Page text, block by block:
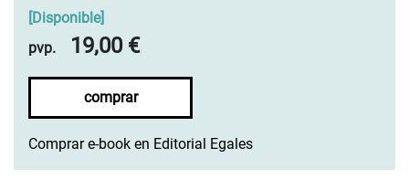
[Disponible]
pvp.
19,00 €
comprar
Comprar e-book en Editorial Egales